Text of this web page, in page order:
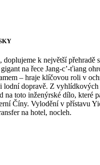
doplujeme k největší přehradě
na řece Jang-c’-ťiang
– hraje klíčovou roli v
lodní dopravě. Z vyhlídkových
na toto inženýrské dílo, které
Číny. Vylodění v přístavu
na hotel, nocleh.